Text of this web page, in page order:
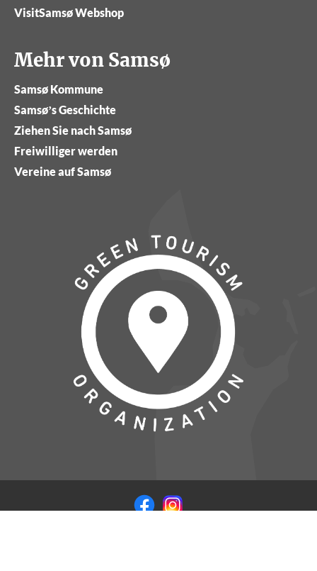
VisitSamsø Webshop
Mehr von Samsø
Samsø Kommune
Samsø’s Geschichte
Ziehen Sie nach Samsø
Freiwilliger werden
Vereine auf Samsø